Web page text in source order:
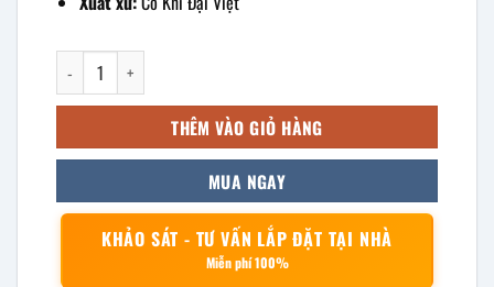
kệ phẳng inox 1 tầng treo tường gấp gọn 900x250mm số lượng
THÊM VÀO GIỎ HÀNG
MUA NGAY
KHẢO SÁT - TƯ VẤN LẮP ĐẶT TẠI NHÀ
Miễn phí 100%